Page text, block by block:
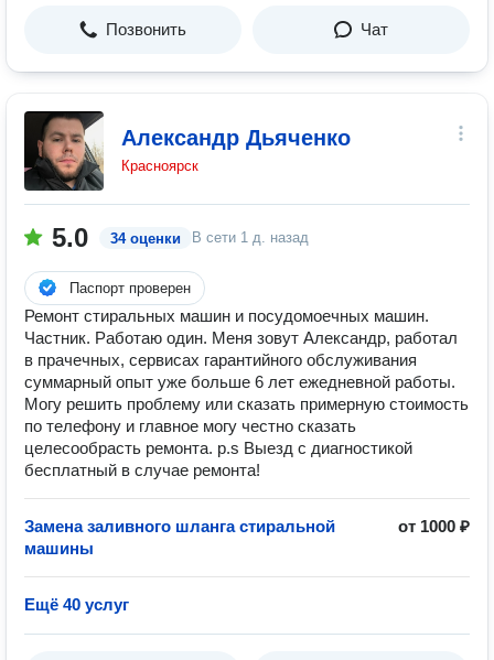
Позвонить Чат
Александр Дьяченко
Красноярск
5.0 34 оценки В сети 1 д. назад
Паспорт проверен
Ремонт стиральных машин и посудомоечных машин.
Частник. Работаю один. Меня зовут Александр, работал
в прачечных, сервисах гарантийного обслуживания
суммарный опыт уже больше 6 лет ежедневной работы.
Могу решить проблему или сказать примерную стоимость
по телефону и главное могу честно сказать
целесообрасть ремонта. p.s Выезд с диагностикой
бесплатный в случае ремонта!
Замена заливного шланга стиральной
машины
от 1000 ₽
Ещё 40 услуг